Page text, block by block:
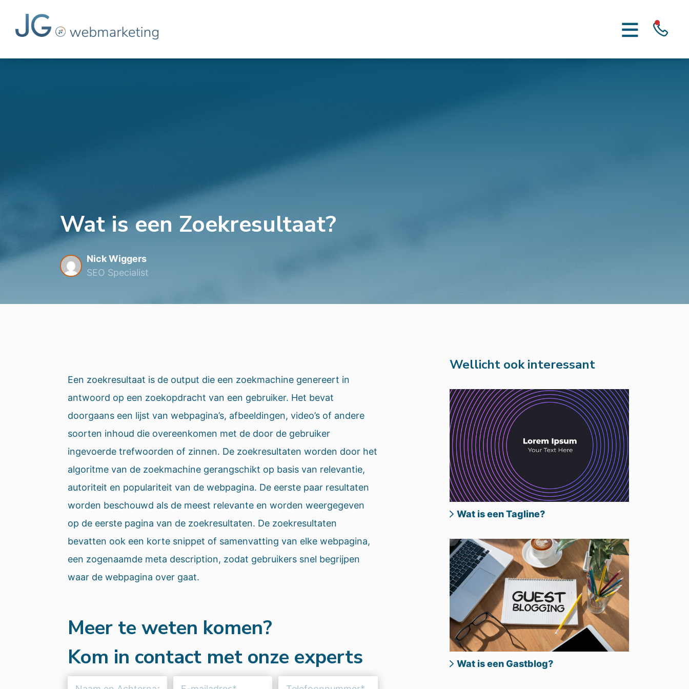
Wat is een Zoekresultaat?
Nick Wiggers
SEO Specialist
Een zoekresultaat is de output die een zoekmachine genereert in
antwoord op een zoekopdracht van een gebruiker. Het bevat
doorgaans een lijst van webpagina’s, afbeeldingen, video’s of andere
soorten inhoud die overeenkomen met de door de gebruiker
ingevoerde trefwoorden of zinnen. De zoekresultaten worden door het
algoritme van de zoekmachine gerangschikt op basis van relevantie,
autoriteit en populariteit van de webpagina. De eerste paar resultaten
worden beschouwd als de meest relevante en worden weergegeven
op de eerste pagina van de zoekresultaten. De zoekresultaten
bevatten ook een korte snippet of samenvatting van elke webpagina,
een zogenaamde meta description, zodat gebruikers snel begrijpen
waar de webpagina over gaat.
Meer te weten komen?
Kom in contact met onze experts
Wellicht ook interessant
Wat is een Tagline?
Wat is een Gastblog?